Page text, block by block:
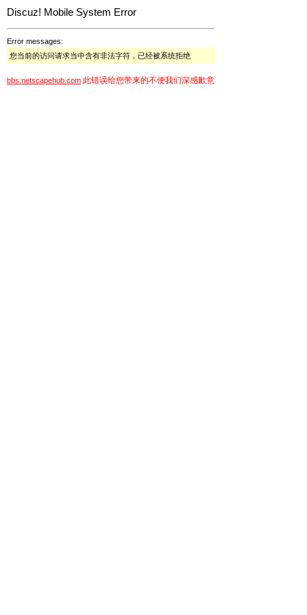
Discuz! Mobile System Error
Error messages:
您当前的访问请求当中含有非法字符，已经被系统拒绝
bbs.netscapehub.com 此错误给您带来的不便我们深感歉意